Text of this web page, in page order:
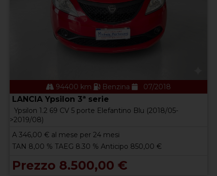
94400 km Benzina 07/2018
LANCIA Ypsilon 3ª serie
Ypsilon 1.2 69 CV 5 porte Elefantino Blu (2018/05-
>2019/08)
A 346,00 € al mese per 24 mesi
TAN 8,00 % TAEG 8.30 % Anticipo 850,00 €
Prezzo 8.500,00 €